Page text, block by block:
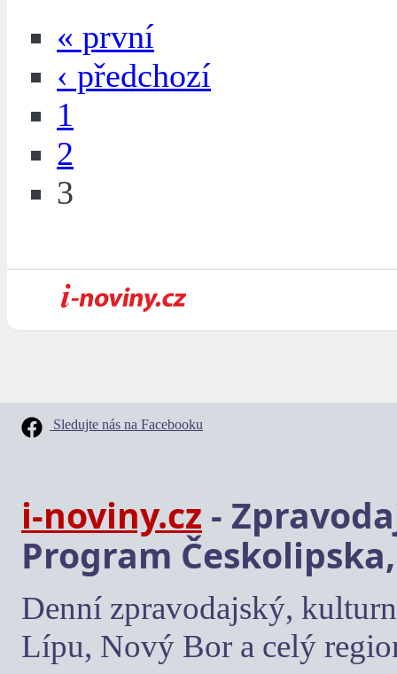
« první
‹ předchozí
1
2
3
Sledujte nás na Facebooku
i-noviny.cz -
Program
Denní zpravodajský,
Lípu, Nový Bor a celý